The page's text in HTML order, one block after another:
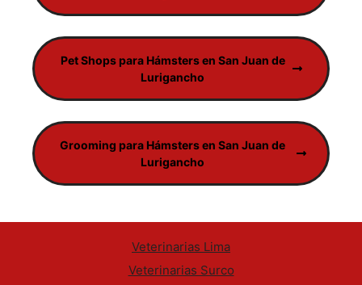
Pet Shops para Hámsters en San Juan de
Lurigancho
Grooming para Hámsters en San Juan de
Lurigancho
Veterinarias Lima
Veterinarias Surco